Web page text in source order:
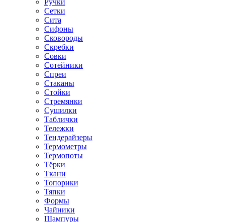
Ручки
Сетки
Сита
Сифоны
Сковороды
Скребки
Совки
Сотейники
Спреи
Стаканы
Стойки
Стремянки
Сушилки
Таблички
Тележки
Тендерайзеры
Термометры
Термопоты
Тёрки
Ткани
Топорики
Тяпки
Формы
Чайники
Шампуры